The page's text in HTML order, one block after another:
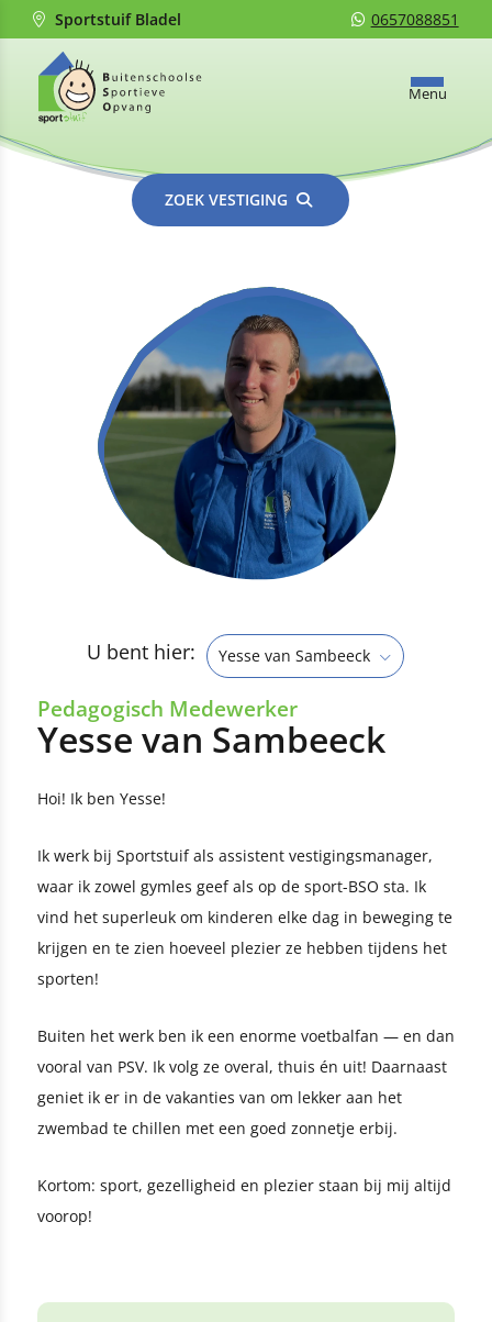
Sportstuif Bladel 0657088851
Menu
ZOEK VESTIGING
U bent hier: Yesse van Sambeeck
Pedagogisch Medewerker
Yesse van Sambeeck
Hoi! Ik ben Yesse!
Ik werk bij Sportstuif als assistent vestigingsmanager,
waar ik zowel gymles geef als op de sport-BSO sta. Ik
vind het superleuk om kinderen elke dag in beweging te
krijgen en te zien hoeveel plezier ze hebben tijdens het
sporten!
Buiten het werk ben ik een enorme voetbalfan — en dan
vooral van PSV. Ik volg ze overal, thuis én uit! Daarnaast
geniet ik er in de vakanties van om lekker aan het
zwembad te chillen met een goed zonnetje erbij.
Kortom: sport, gezelligheid en plezier staan bij mij altijd
voorop!